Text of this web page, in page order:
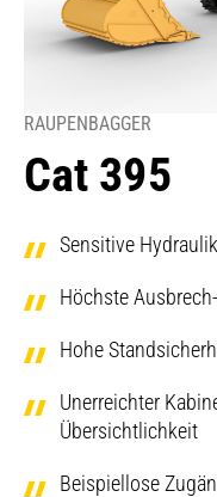
RAUPENBAGGER
Cat 395
Sensitive
Höchste
Hohe
Unerreichter
Übersichtlichkeit
Beispiellose